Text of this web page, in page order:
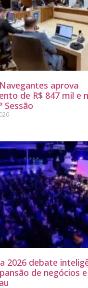
aprova
de R$ 847 mil e
Sessão
2026 debate
de negócios